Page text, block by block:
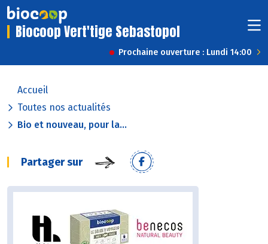
Biocoop Vert'tige Sebastopol
Prochaine ouverture : Lundi 14:00
Accueil
Toutes nos actualités
Bio et nouveau, pour la...
Partager sur